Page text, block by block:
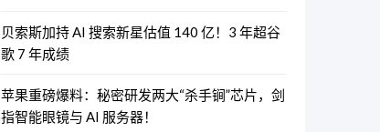
贝索斯加持 AI 搜索新星估值 140 亿！3 年超谷
歌 7 年成绩
苹果重磅爆料：秘密研发两大“杀手锏”芯片，剑
指智能眼镜与 AI 服务器！